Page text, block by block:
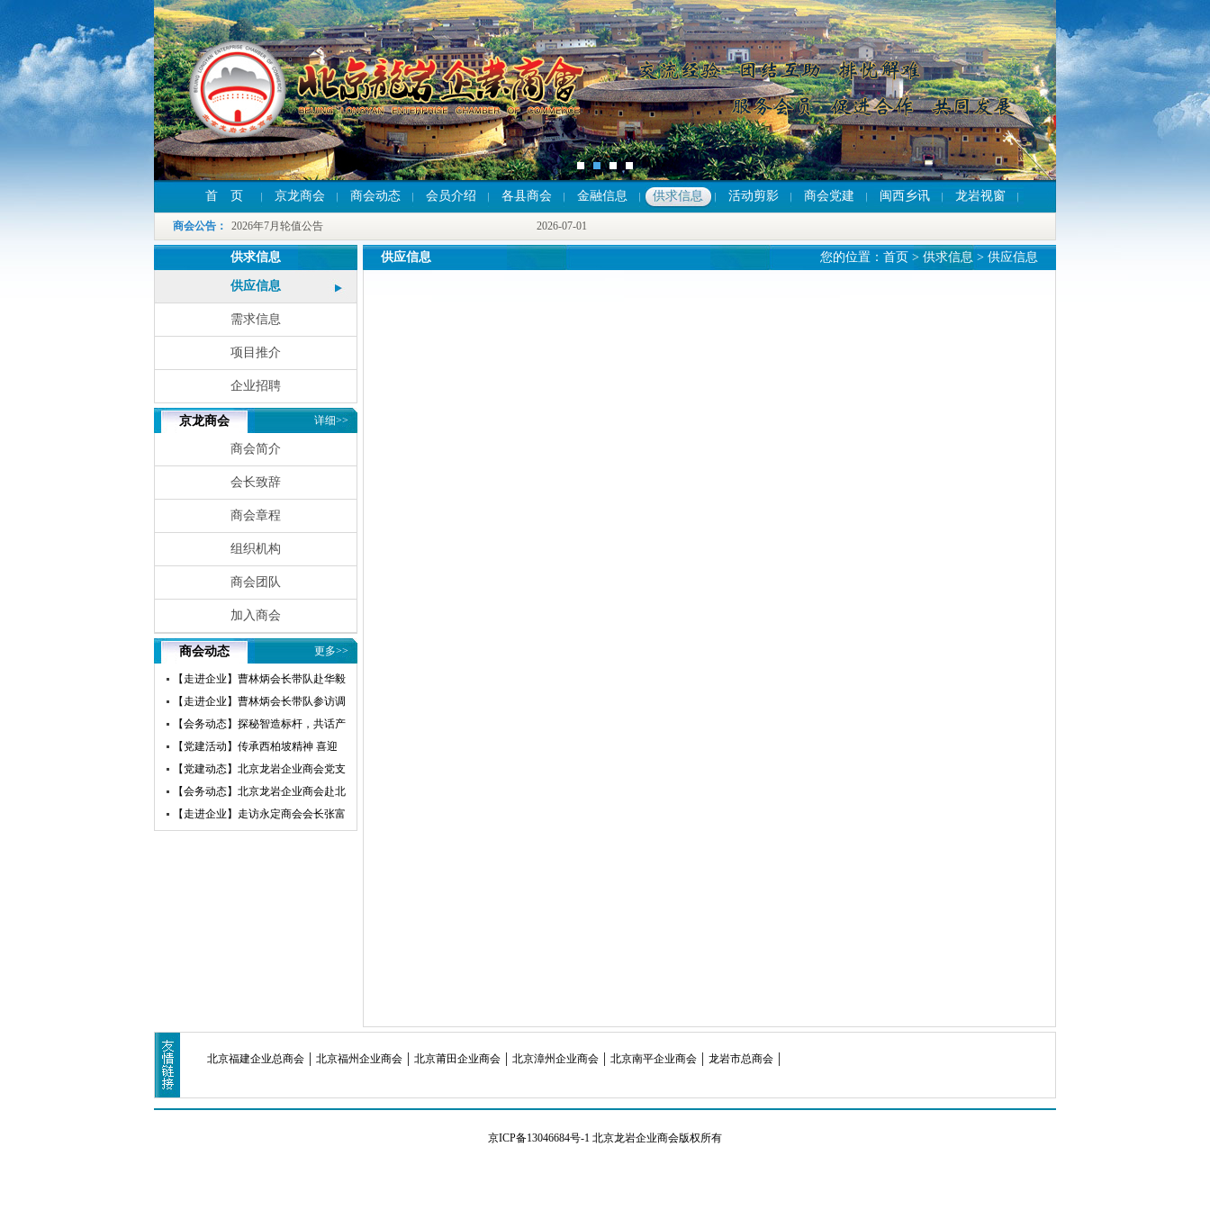
首 页 京龙商会 商会动态 会员介绍 各县商会 金融信息 供求信息 活动剪影 商会党建 闽西乡讯 龙岩视窗
商会公告 ：
2026-07-01
2026年7月轮值公告
2026-07-01
2026年7月轮值公告
2026-07-01
2026年7月轮值公告
供求信息
供应信息
需求信息
项目推介
企业招聘
京龙商会 详细>>
商会简介
会长致辞
商会章程
组织机构
商会团队
加入商会
商会动态 更多>>
【走进企业】曹林炳会长带队赴华毅
瀛飞开展参访交流活动
【走进企业】曹林炳会长带队参访调
研赛微电子
【会务动态】探秘智造标杆，共话产
业未来——北京龙岩企业商会走进小
米汽车超级工厂参访交流
【党建活动】传承西柏坡精神 喜迎
建党105周年——北京龙岩企业商会
党支部赴西柏坡开展红色教育主题党
日活动
【党建动态】北京龙岩企业商会党支
部荣获“先进基层党组织”荣誉称号
【会务动态】北京龙岩企业商会赴北
京莆田企业商会开展交流互鉴活动
【走进企业】走访永定商会会长张富
供应信息 您的位置： 首页 > 供求信息 > 供应信息
北京福建企业总商会 北京福州企业商会 北京莆田企业商会 北京漳州企业商会 北京南平企业商会 龙岩市总商会
京ICP备13046684号-1 北京龙岩企业商会版权所有